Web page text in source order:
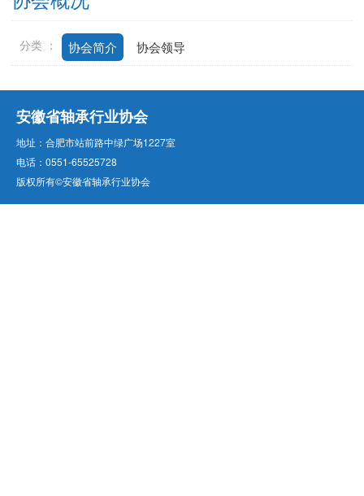
分类 ： 协会简介 协会领导
安徽省轴承行业协会
地址：合肥市站前路中绿广场1227室
电话：0551-65525728
版权所有©安徽省轴承行业协会